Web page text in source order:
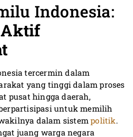
Indonesia:
tercermin dalam
yang tinggi dalam proses
pusat hingga daerah,
untuk memilih
dalam sistem politik.
juang warga negara